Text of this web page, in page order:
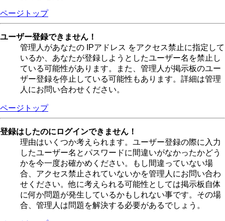
ページトップ
ユーザー登録できません！
管理人があなたの IPアドレス をアクセス禁止に指定して
いるか、あなたが登録しようとしたユーザー名を禁止し
ている可能性があります。また、管理人が掲示板のユー
ザー登録を停止している可能性もあります。詳細は管理
人にお問い合わせください。
ページトップ
登録はしたのにログインできません！
理由はいくつか考えられます。ユーザー登録の際に入力
したユーザー名とパスワードに間違いがなかったかどう
かを今一度お確かめください。もし間違っていない場
合、アクセス禁止されていないかを管理人にお問い合わ
せください。他に考えられる可能性としては掲示板自体
に何か問題が発生しているかもしれない事です。その場
合、管理人は問題を解決する必要があるでしょう。